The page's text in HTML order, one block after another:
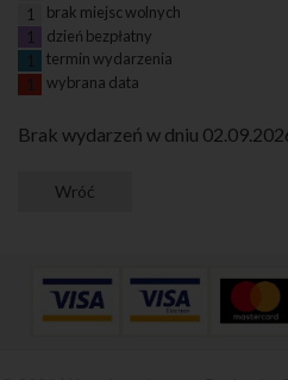
1
brak miejsc wolnych
1
dzień bezpłatny
termin wydarzenia
1
wybrana data
Brak wydarzeń w dniu